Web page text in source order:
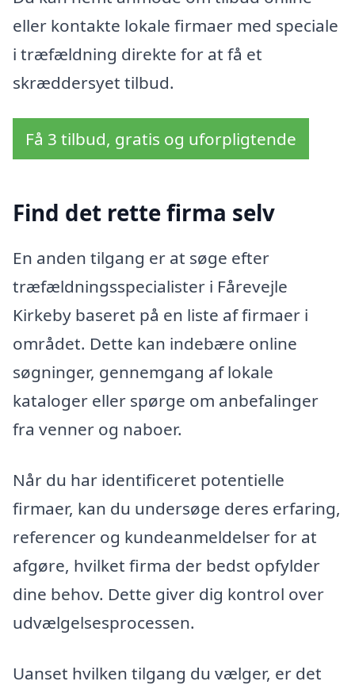
eller kontakte lokale firmaer med speciale
i træfældning direkte for at få et
skræddersyet tilbud.
Få 3 tilbud, gratis og uforpligtende
Find det rette firma selv
En anden tilgang er at søge efter
træfældningsspecialister i Fårevejle
Kirkeby baseret på en liste af firmaer i
området. Dette kan indebære online
søgninger, gennemgang af lokale
kataloger eller spørge om anbefalinger
fra venner og naboer.
Når du har identificeret potentielle
firmaer, kan du undersøge deres erfaring,
referencer og kundeanmeldelser for at
afgøre, hvilket firma der bedst opfylder
dine behov. Dette giver dig kontrol over
udvælgelsesprocessen.
Uanset hvilken tilgang du vælger, er det